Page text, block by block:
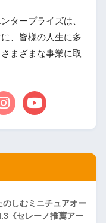
タープライズは、
、皆様の人生に多
まざまな事業に取
のしむミニチュアオー
《セレーノ推薦アー